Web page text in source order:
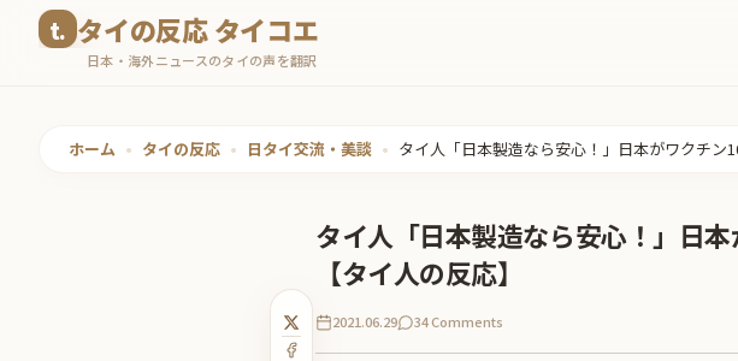
タイの反応 タイコエ
日本・海外ニュースのタイの声を翻訳
ホーム • タイの反応 • 日タイ交流・美談 • タイ人「日本製造なら安心！」日本がワクチン
タイ人「日本製造なら安心！」日
【タイ人の反応】
2021.06.29 34 Comments